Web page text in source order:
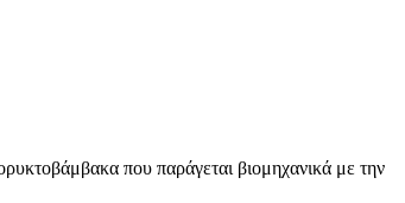
που παράγεται βιομηχανικά με την